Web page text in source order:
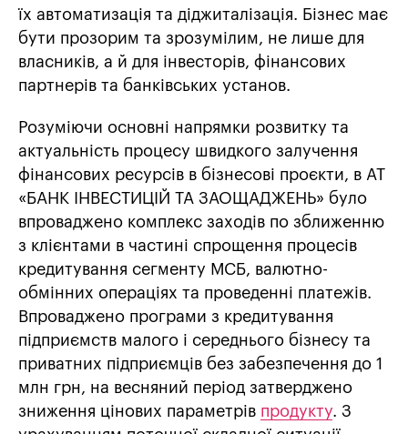
їх автоматизація та діджиталізація. Бізнес має
бути прозорим та зрозумілим, не лише для
власників, а й для інвесторів, фінансових
партнерів та банківських установ.
Розуміючи основні напрямки розвитку та
актуальність процесу швидкого залучення
фінансових ресурсів в бізнесові проєкти, в АТ
«БАНК ІНВЕСТИЦІЙ ТА ЗАОЩАДЖЕНЬ» було
впроваджено комплекс заходів по зближенню
з клієнтами в частині спрощення процесів
кредитування сегменту МСБ, валютно-
обмінних операціях та проведенні платежів.
Впроваджено програми з кредитування
підприємств малого і середнього бізнесу та
приватних підприємців без забезпечення до 1
млн грн, на весняний період затверджено
зниження цінових параметрів продукту. З